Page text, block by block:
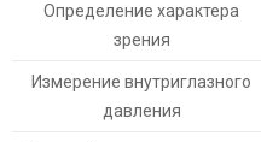
Определение характера
зрения
Измерение внутриглазного
давления